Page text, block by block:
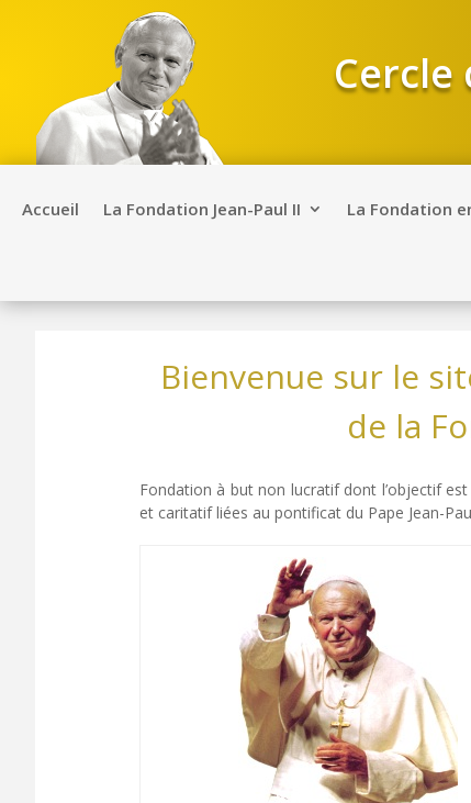
Cercle
Accueil La Fondation Jean-Paul II La Fondation
Bienvenue sur le
de la
Fondation à but non lucratif dont l’objectif
et caritatif liées au pontificat du Pape Jean-